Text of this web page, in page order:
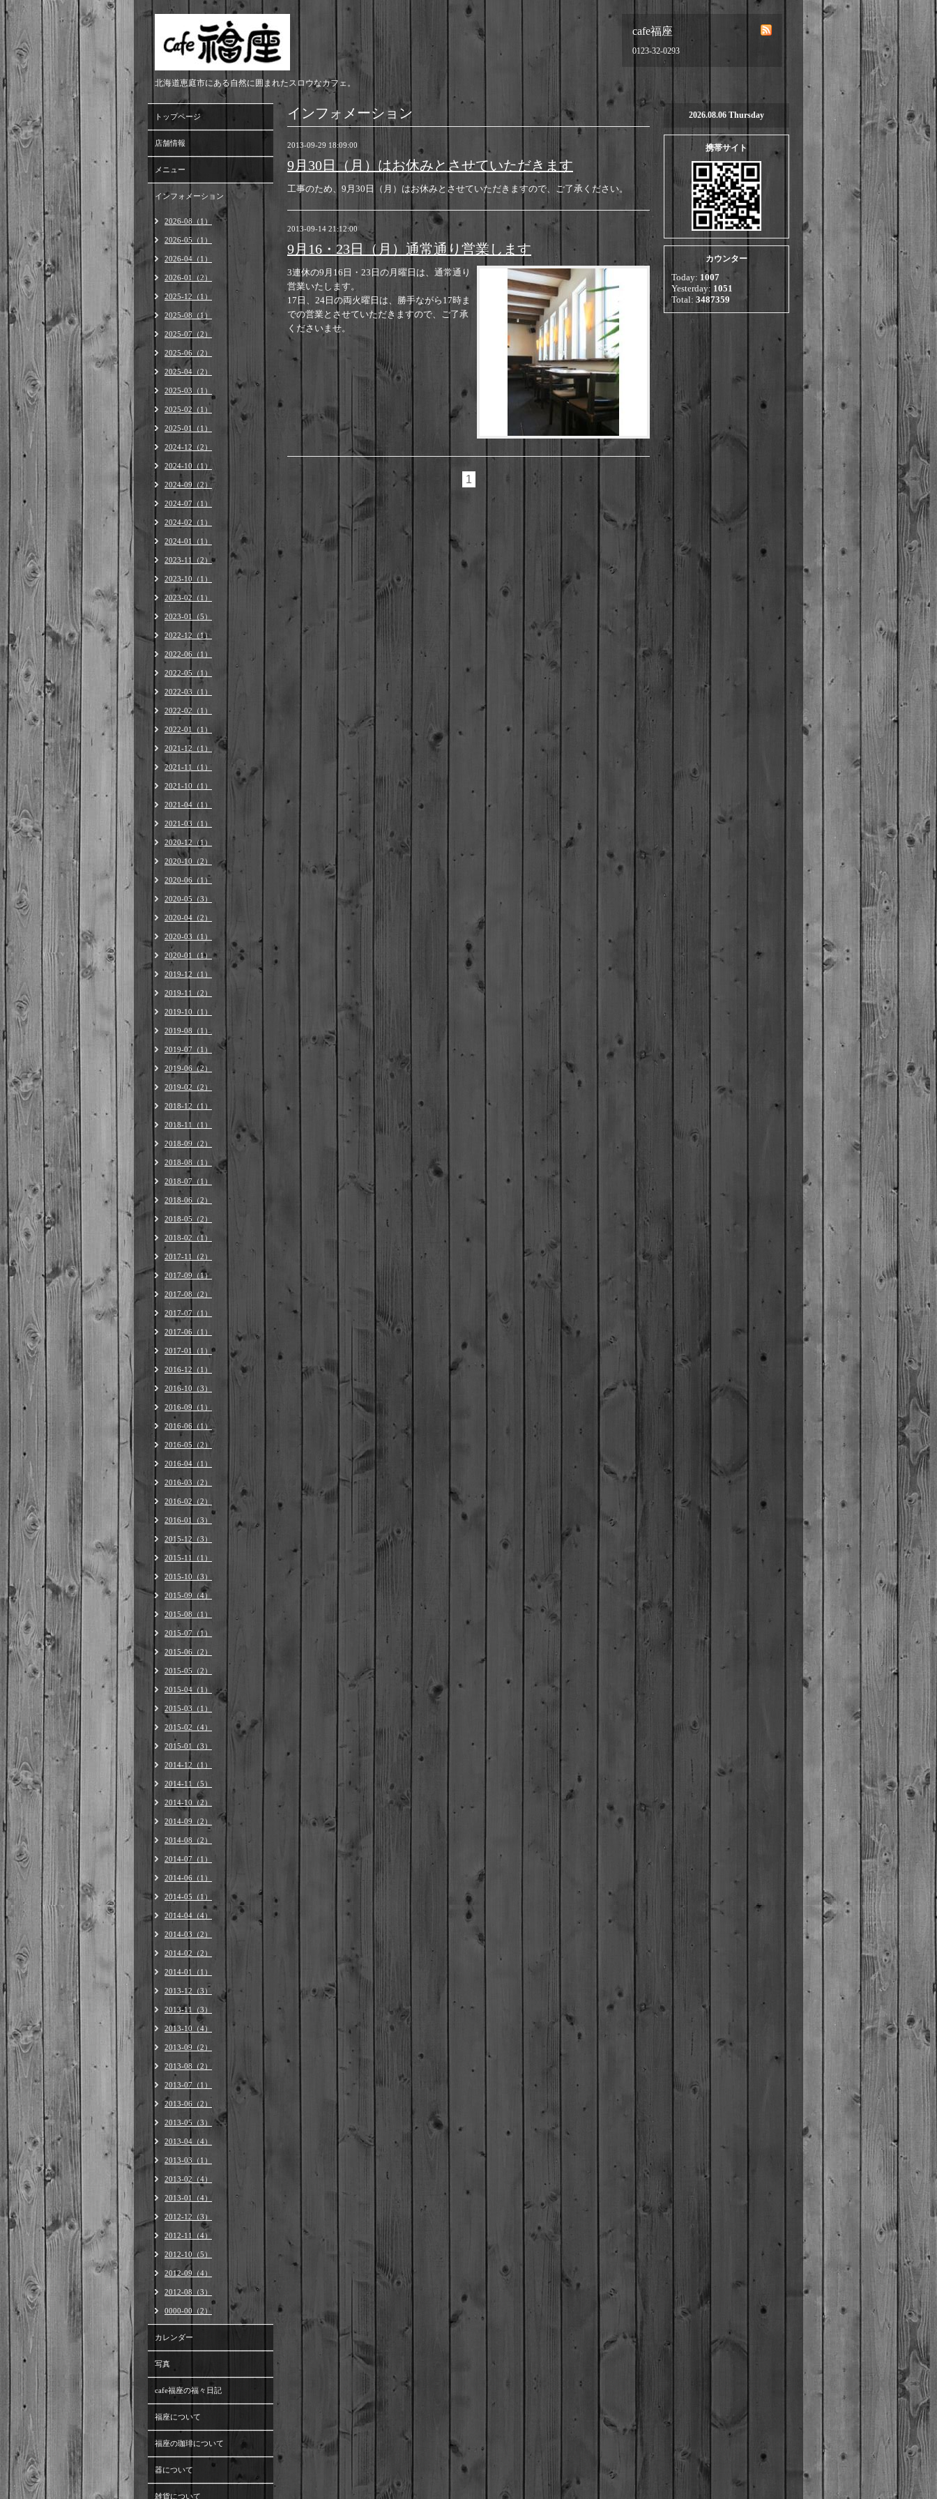
cafe福座
0123-32-0293
北海道恵庭市にある自然に囲まれたスロウなカフェ。
インフォメーション
2013-09-29 18:09:00
9月30日（月）はお休みとさせていただきます
工事のため、9月30日（月）はお休みとさせていただきますので、ご了承ください。
2013-09-14 21:12:00
9月16・23日（月）通常通り営業します
3連休の9月16日・23日の月曜日は、通常通り
営業いたします。
17日、24日の両火曜日は、勝手ながら17時ま
での営業とさせていただきますので、ご了承
くださいませ。
1
トップページ
店舗情報
メニュー
インフォメーション
2026-08（1）
2026-05（1）
2026-04（1）
2026-01（2）
2025-12（1）
2025-08（1）
2025-07（2）
2025-06（2）
2025-04（2）
2025-03（1）
2025-02（1）
2025-01（1）
2024-12（2）
2024-10（1）
2024-09（2）
2024-07（1）
2024-02（1）
2024-01（1）
2023-11（2）
2023-10（1）
2023-02（1）
2023-01（5）
2022-12（1）
2022-06（1）
2022-05（1）
2022-03（1）
2022-02（1）
2022-01（1）
2021-12（1）
2021-11（1）
2021-10（1）
2021-04（1）
2021-03（1）
2020-12（1）
2020-10（2）
2020-06（1）
2020-05（3）
2020-04（2）
2020-03（1）
2020-01（1）
2019-12（1）
2019-11（2）
2019-10（1）
2019-08（1）
2019-07（1）
2019-06（2）
2019-02（2）
2018-12（1）
2018-11（1）
2018-09（2）
2018-08（1）
2018-07（1）
2018-06（2）
2018-05（2）
2018-02（1）
2017-11（2）
2017-09（1）
2017-08（2）
2017-07（1）
2017-06（1）
2017-01（1）
2016-12（1）
2016-10（3）
2016-09（1）
2016-06（1）
2016-05（2）
2016-04（1）
2016-03（2）
2016-02（2）
2016-01（3）
2015-12（3）
2015-11（1）
2015-10（3）
2015-09（4）
2015-08（1）
2015-07（1）
2015-06（2）
2015-05（2）
2015-04（1）
2015-03（1）
2015-02（4）
2015-01（3）
2014-12（1）
2014-11（5）
2014-10（2）
2014-09（2）
2014-08（2）
2014-07（1）
2014-06（1）
2014-05（1）
2014-04（4）
2014-03（2）
2014-02（2）
2014-01（1）
2013-12（3）
2013-11（3）
2013-10（4）
2013-09（2）
2013-08（2）
2013-07（1）
2013-06（2）
2013-05（3）
2013-04（4）
2013-03（1）
2013-02（4）
2013-01（4）
2012-12（3）
2012-11（4）
2012-10（5）
2012-09（4）
2012-08（3）
0000-00（2）
カレンダー
写真
cafe福座の福々日記
福座について
福座の珈琲について
器について
雑貨について
2026.08.06 Thursday
携帯サイト
カウンター
Today: 1007
Yesterday: 1051
Total: 3487359